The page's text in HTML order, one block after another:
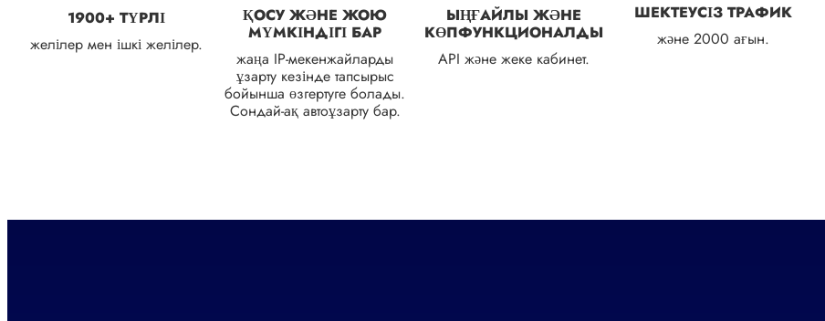
1900+ ТҮРЛІ
желілер мен ішкі желілер.
ҚОСУ ЖӘНЕ ЖОЮ
МҮМКІНДІГІ БАР
жаңа IP-мекенжайларды
ұзарту кезінде тапсырыс
бойынша өзгертуге болады.
Сондай-ақ автоұзарту бар.
ЫҢҒАЙЛЫ ЖӘНЕ
КӨПФУНКЦИОНАЛДЫ
API және жеке кабинет.
ШЕКТЕУСІЗ ТРАФИК
және 2000 ағын.